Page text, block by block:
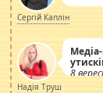
Сергій Каплін
8
Надія Труш